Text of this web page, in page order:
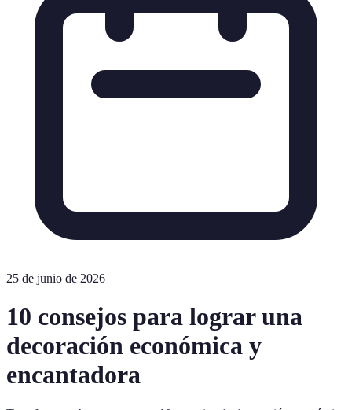
25 de junio de 2026
10 consejos para lograr una
decoración económica y
encantadora